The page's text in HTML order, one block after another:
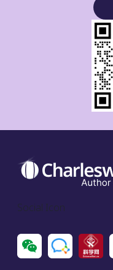
Social Icon